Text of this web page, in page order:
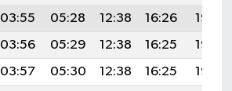
03:55 05:28 12:38 16:26
19:37
03:56 05:29 12:38 16:25
19:36
03:57 05:30 12:38 16:25
19:35